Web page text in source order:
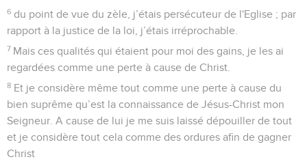
6 du point de vue du zèle, j’étais persécuteur de l'Eglise ; par
rapport à la justice de la loi, j’étais irréprochable.
7 Mais ces qualités qui étaient pour moi des gains, je les ai
regardées comme une perte à cause de Christ.
8 Et je considère même tout comme une perte à cause du
bien suprême qu’est la connaissance de Jésus-Christ mon
Seigneur. A cause de lui je me suis laissé dépouiller de tout
et je considère tout cela comme des ordures afin de gagner
Christ